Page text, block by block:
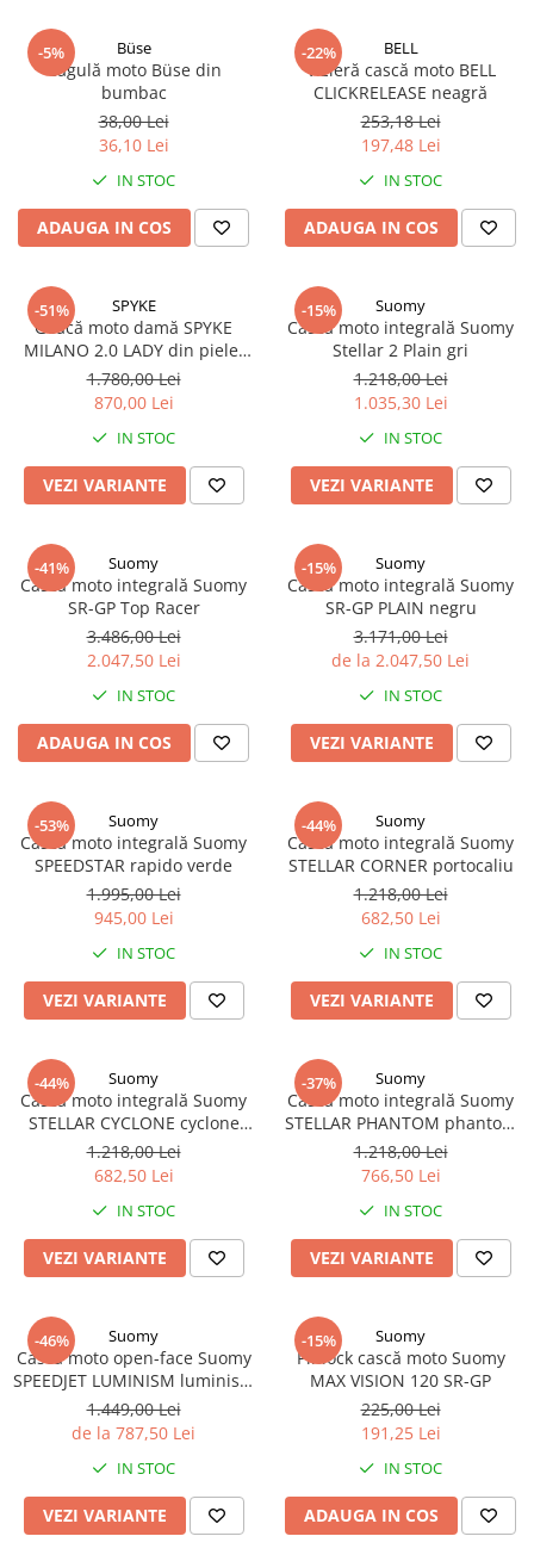
CAGULE SI PROTECTII GAT
ECHIPAMENTE HARD
Ochelari
Ochelari Personalizabili
Stickere & Grafică
Folii Grafice
Tuning & Stunt
Manete & Comenzi
Ornamente Spite
Protecții & Slidere
-5% Büse
Cagulă moto Büse din
bumbac
38,00 Lei
36,10 Lei
IN STOC
ADAUGA IN COS
-22% BELL
Vizieră cască moto BELL
CLICKRELEASE neagră
253,18 Lei
197,48 Lei
IN STOC
ADAUGA IN COS
-51% SPYKE
Geacă moto damă SPYKE
MILANO 2.0 LADY din piele,
roșu
1.780,00 Lei
870,00 Lei
IN STOC
VEZI VARIANTE
-15% Suomy
Cască moto integrală Suomy
Stellar 2 Plain gri
1.218,00 Lei
1.035,30 Lei
IN STOC
VEZI VARIANTE
-41% Suomy
Cască moto integrală Suomy
SR-GP Top Racer
3.486,00 Lei
2.047,50 Lei
IN STOC
ADAUGA IN COS
-15% Suomy
Cască moto integrală Suomy
SR-GP PLAIN negru
3.171,00 Lei
de la 2.047,50 Lei
IN STOC
VEZI VARIANTE
-53% Suomy
Cască moto integrală Suomy
SPEEDSTAR rapido verde
1.995,00 Lei
945,00 Lei
IN STOC
VEZI VARIANTE
-44% Suomy
Cască moto integrală Suomy
STELLAR CORNER portocaliu
1.218,00 Lei
682,50 Lei
IN STOC
VEZI VARIANTE
-44% Suomy
Cască moto integrală Suomy
STELLAR CYCLONE cyclone
matt
1.218,00 Lei
682,50 Lei
IN STOC
VEZI VARIANTE
-37% Suomy
Cască moto integrală Suomy
STELLAR PHANTOM phantom
matt
1.218,00 Lei
766,50 Lei
IN STOC
VEZI VARIANTE
-46% Suomy
Cască moto open-face Suomy
SPEEDJET LUMINISM luminism
antracit
1.449,00 Lei
de la 787,50 Lei
IN STOC
VEZI VARIANTE
-15% Suomy
Pinlock cască moto Suomy
MAX VISION 120 SR-GP
225,00 Lei
191,25 Lei
IN STOC
ADAUGA IN COS